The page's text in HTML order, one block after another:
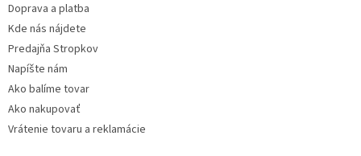
Doprava a platba
Kde nás nájdete
Predajňa Stropkov
Napíšte nám
Ako balíme tovar
Ako nakupovať
Vrátenie tovaru a reklamácie